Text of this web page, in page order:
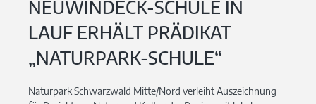
NEUWINDECK-SCHULE IN
LAUF ERHÄLT PRÄDIKAT
„NATURPARK-SCHULE“
Naturpark Schwarzwald Mitte/Nord verleiht Auszeichnung